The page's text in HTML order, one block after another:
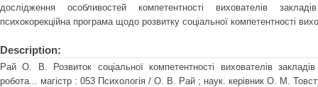
дослідження особливостей компетентності вихователів
психокорекційна програма щодо розвитку соціальної компетентності
Description:
Рай О. В. Розвиток соціальної компетентності вихователів закладів
робота... магістр : 053 Психологія / О. В. Рай ; наук. керівник О. М.